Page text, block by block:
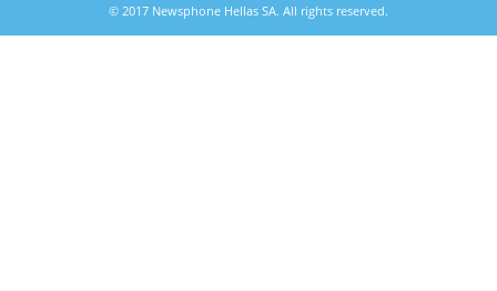
© 2017 Newsphone Hellas SA. All rights reserved.